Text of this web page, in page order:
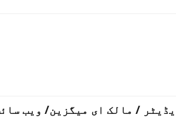
/ مالک ای میگزین/ ویب